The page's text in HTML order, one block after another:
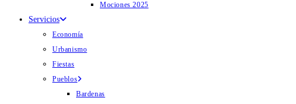
Mociones 2025
Servicios
Economía
Urbanismo
Fiestas
Pueblos
Bardenas